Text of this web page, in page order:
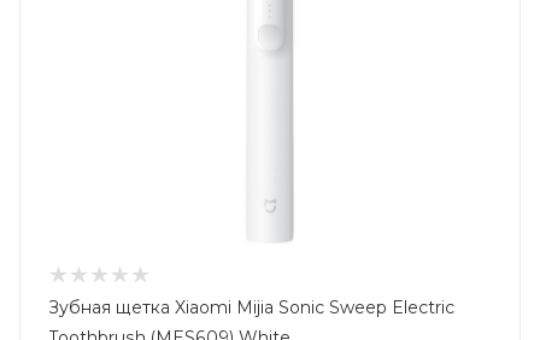
Зубная щетка Xiaomi Mijia Sonic Sweep Electric